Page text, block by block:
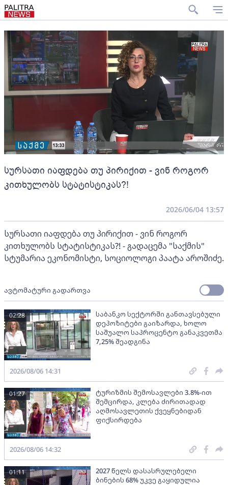
სურსათი იაფდება თუ პირიქით - ვინ როგორ
კითხულობს სტატისტიკას?!
2026/06/04 13:57
სურსათი იაფდება თუ პირიქით - ვინ როგორ
კითხულობს სტატისტიკას?! - გადაცემა "საქმის"
სტუმარია ეკონომისტი, სოციოლოგი პაატა აროშიძე.
ავტომატური გადართვა
საბანკო სექტორში განთავსებული
დეპოზიტები გაიზარდა, ხოლო
საშუალო საპროცენტო განაკვეთმა
7,25% შეადგინა
02:28
2026/08/06 14:31
ტურიზმის შემოსავლები 3.8%-ით
შემცირდა, კლება ძირითადად
აღმოსავლეთის ქვეყნებიდან
ფიქსირდება
01:27
2026/08/06 14:32
2027 წელს დასასრულებელი
ბინების 68% უკვე გაყიდულია
01:11